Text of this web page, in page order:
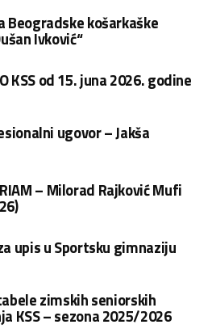
Beogradske košarkaške
Ivković“
KSS od 15. juna 2026. godine
ugovor – Jakša
– Milorad Rajković Mufi
upis u Sportsku gimnaziju
zimskih seniorskih
KSS – sezona 2025/2026